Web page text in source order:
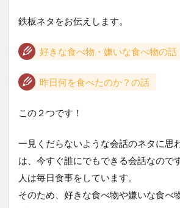
鉄板ネタをお伝えします。
好きな食べ物・嫌いな食べ物の話
昨日何を食べたのか？の話
この２つです！
一見くだらないような会話のネタに思
は、今すぐ誰にでもできる会話なのです
人は毎日食事をしています。
そのため、好きな食べ物や嫌いな食べ